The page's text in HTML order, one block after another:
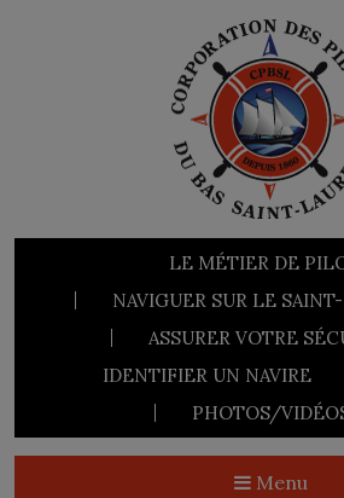
LE MÉTIER DE
NAVIGUER SUR LE
ASSURER VOTRE
IDENTIFIER UN NAVIRE
PHOTOS/
Menu